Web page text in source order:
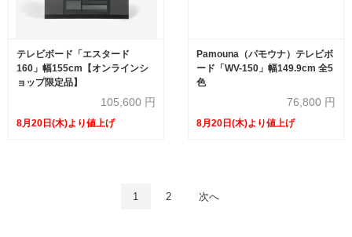
テレビボード「エスタード
160」幅155cm【オンラインシ
ョップ限定品】
105,600 円
8月20日(木)より値上げ
Pamouna（パモウナ）テレビボ
ード「WV-150」幅149.9cm 全5
色
76,800 円
8月20日(木)より値上げ
1 2 次へ